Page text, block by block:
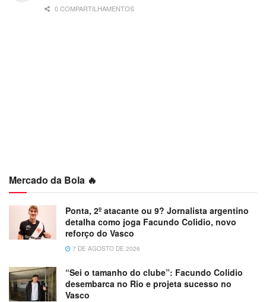
0 COMPARTILHAMENTOS
Mercado da Bola 🔥
Ponta, 2º atacante ou 9? Jornalista argentino
detalha como joga Facundo Colidio, novo
reforço do Vasco
7 DE AGOSTO DE 2026
“Sei o tamanho do clube”: Facundo Colidio
desembarca no Rio e projeta sucesso no
Vasco